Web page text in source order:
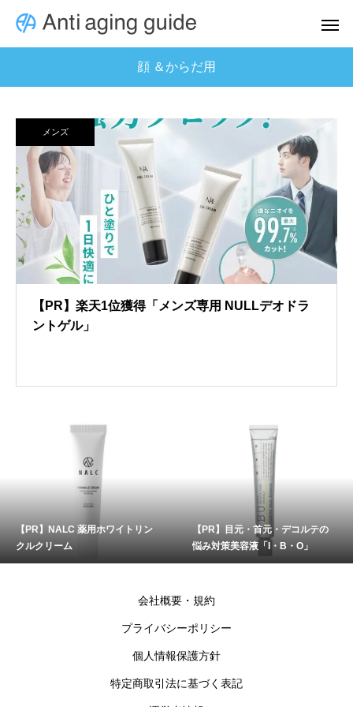
顔 ＆からだ用
メンズ
【PR】楽天1位獲得「メンズ専用 NULLデオドラ
ントゲル」
【PR】NALC 薬用ホワイトリン
クルクリーム
【PR】目元・首元・デコルテの
悩み対策美容液「I・B・O」
会社概要・規約
プライバシーポリシー
個人情報保護方針
特定商取引法に基づく表記